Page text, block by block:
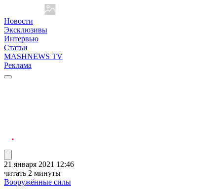
Новости
Эксклюзивы
Интервью
Статьи
MASHNEWS TV
Реклама
21 января 2021 12:46
читать 2 минуты
Вооружённые силы